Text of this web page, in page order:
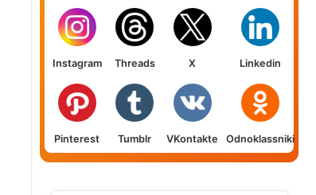
Instagram Threads X Linkedin
Pinterest Tumblr VKontakte Odnoklassniki